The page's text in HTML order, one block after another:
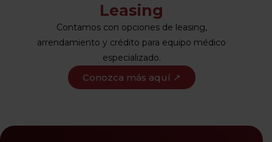
Leasing
Contamos con opciones de leasing,
arrendamiento y crédito para equipo médico
especializado.
Conozca más aquí ↗